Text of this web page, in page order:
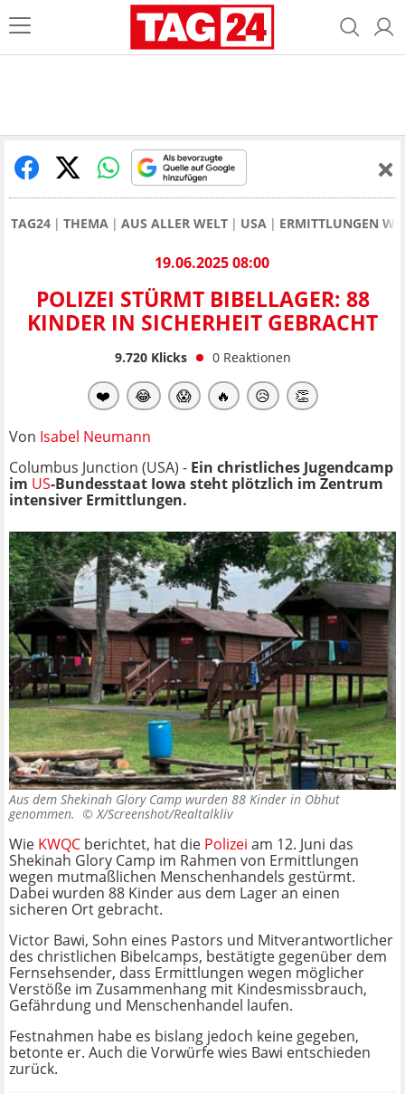
TAG24 THEMA AUS ALLER WELT USA ERMITTLUNGEN
19.06.2025 08:00
POLIZEI STÜRMT BIBELLAGER: 88
KINDER IN SICHERHEIT GEBRACHT
9.720Klicks 0 Reaktionen
❤️ 😂 😱 🔥 😥 👏
Von Isabel Neumann
Columbus Junction (USA) - Ein christliches Jugendcamp
im US-Bundesstaat Iowa steht plötzlich im Zentrum
intensiver Ermittlungen.
Aus dem Shekinah Glory Camp wurden 88 Kinder in Obhut
genommen. ©X/Screenshot/Realtalkliv
Wie KWQC berichtet, hat die Polizei am 12. Juni das
Shekinah Glory Camp im Rahmen von Ermittlungen
wegen mutmaßlichen Menschenhandels gestürmt.
Dabei wurden 88 Kinder aus dem Lager an einen
sicheren Ort gebracht.
Victor Bawi, Sohn eines Pastors und Mitverantwortlicher
des christlichen Bibelcamps, bestätigte gegenüber dem
Fernsehsender, dass Ermittlungen wegen möglicher
Verstöße im Zusammenhang mit Kindesmissbrauch,
Gefährdung und Menschenhandel laufen.
Festnahmen habe es bislang jedoch keine gegeben,
betonte er. Auch die Vorwürfe wies Bawi entschieden
zurück.